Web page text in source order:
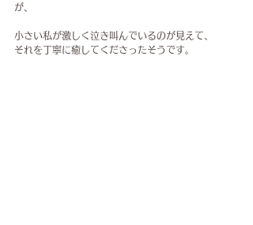
が、
小さい私が激しく泣き叫んでいるのが見えて、
それを丁寧に癒してくださったそうです。